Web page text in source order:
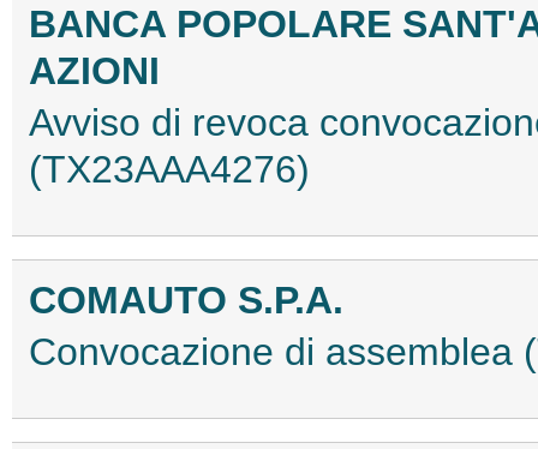
BANCA POPOLARE
AZIONI
Avviso di revoca
(TX23AAA4276)
COMAUTO S.P.A.
Convocazione di assemblea